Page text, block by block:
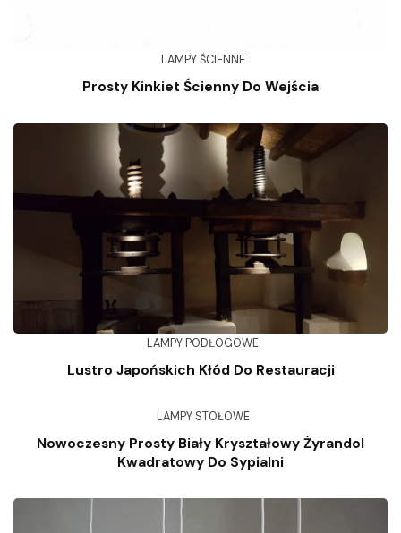
LAMPY ŚCIENNE
Prosty Kinkiet Ścienny Do Wejścia
LAMPY PODŁOGOWE
Lustro Japońskich Kłód Do Restauracji
LAMPY STOŁOWE
Nowoczesny Prosty Biały Kryształowy Żyrandol
Kwadratowy Do Sypialni